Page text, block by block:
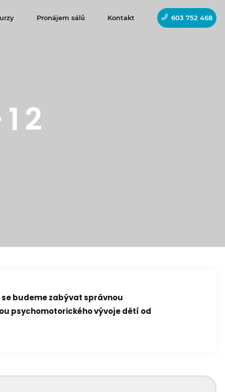
Pronájem sálů Kontakt 603 752 468
budeme zabývat správnou
psychomotorického vývoje dětí od